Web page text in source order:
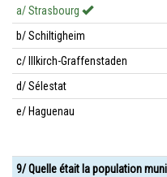
a/ Strasbourg
b/ Schiltigheim
c/ Illkirch-Graffenstaden
d/ Sélestat
e/ Haguenau
9/ Quelle était la population